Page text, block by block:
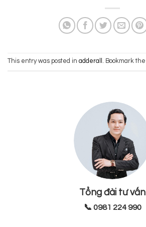
This entry was posted in adderall . Bookmark the
Tổng đài tư vấn
📞 0981 224 990